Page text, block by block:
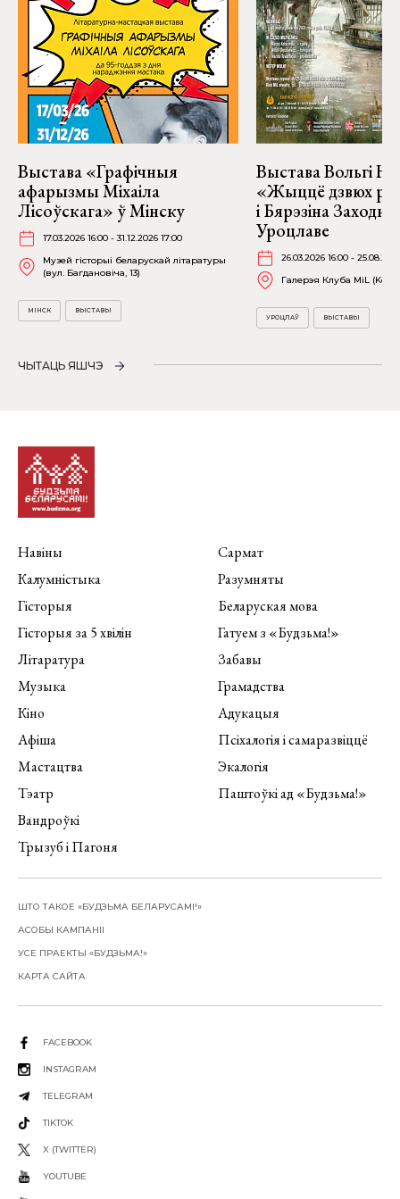
Выстава «Графічныя
афарызмы Міхаіла
Лісоўскага» ў Мінску
17.03.2026 16:00 - 31.12.2026 17:00
Музей гісторыі беларускай літаратуры
(вул. Багдановіча, 13)
МІНСК ВЫСТАВЫ
Выстава Вольгі
«Жыццё дзвюх
і Бярэзіна
Уроцлаве
26.03.2026 16:00 -
Галерэя Клуба MiL
УРОЦЛАЎ ВЫСТАВЫ
ЧЫТАЦЬ ЯШЧЭ
Навіны
Калумністыка
Гісторыя
Гісторыя за 5 хвілін
Літаратура
Музыка
Кіно
Афіша
Мастацтва
Тэатр
Вандроўкі
Трызуб і Пагоня
Сармат
Разумняты
Беларуская мова
Гатуем з «Будзьма!»
Забавы
Грамадства
Адукацыя
Псіхалогія і самаразвіццё
Экалогія
Паштоўкі ад «Будзьма!»
ШТО ТАКОЕ «БУДЗЬМА БЕЛАРУСАМІ!»
АСОБЫ КАМПАНІІ
УСЕ ПРАЕКТЫ «БУДЗЬМА!»
КАРТА САЙТА
FACEBOOK
INSTAGRAM
TELEGRAM
TIKTOK
X (TWITTER)
YOUTUBE